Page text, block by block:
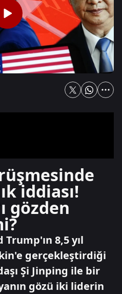
iddiası!
gözden
Trump'ın 8,5 yıl
gerçekleştirdiği
Şi Jinping ile bir
gözü iki liderin